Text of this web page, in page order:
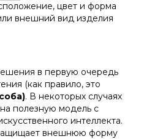
цвет и форма
внешний вид изделия
в первую очередь
(как правило, это
. В некоторых случаях
полезную модель с
интеллекта.
внешнюю форму